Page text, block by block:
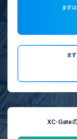
まず
ま
XC-Gate